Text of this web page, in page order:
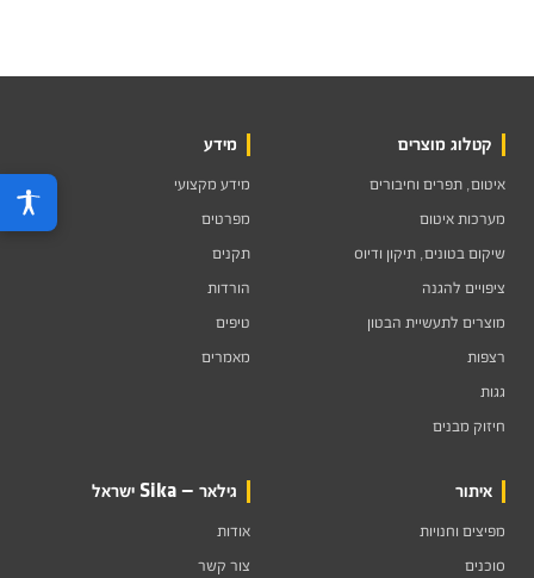
קטלוג מוצרים
איטום, תפרים וחיבורים
מערכות איטום
שיקום בטונים, תיקון ודיוס
ציפויים להגנה
מוצרים לתעשיית הבטון
רצפות
גגות
חיזוק מבנים
מידע
מידע מקצועי
מפרטים
תקנים
הורדות
טיפים
מאמרים
איתור
מפיצים וחנויות
סוכנים
גילאר — Sika ישראל
אודות
צור קשר